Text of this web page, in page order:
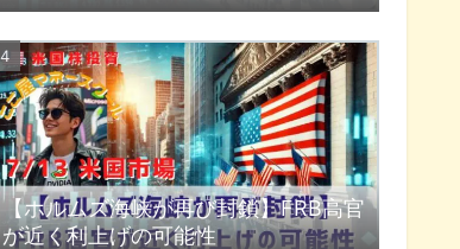
【ホルムズ海峡が再び封鎖】FRB高官
が近く利上げの可能性